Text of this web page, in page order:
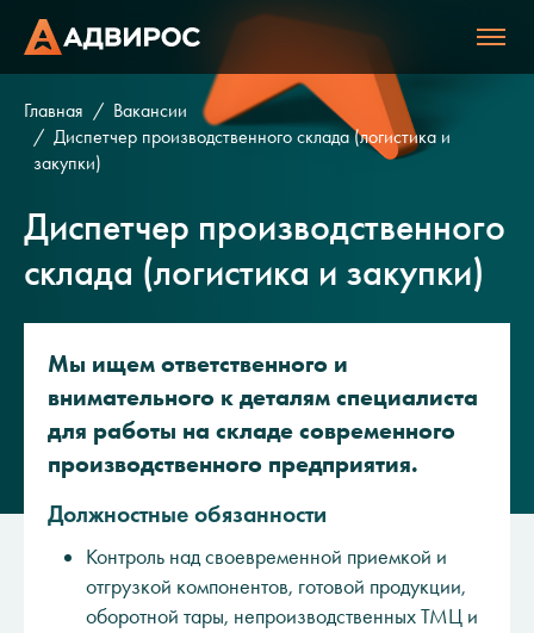
Главная
Вакансии
Диспетчер производственного склада (логистика и
закупки)
Диспетчер производственного
склада (логистика и закупки)
Мы ищем ответственного и
внимательного к деталям специалиста
для работы на складе современного
производственного предприятия.
Должностные обязанности
Контроль над своевременной приемкой и
отгрузкой компонентов, готовой продукции,
оборотной тары, непроизводственных ТМЦ и